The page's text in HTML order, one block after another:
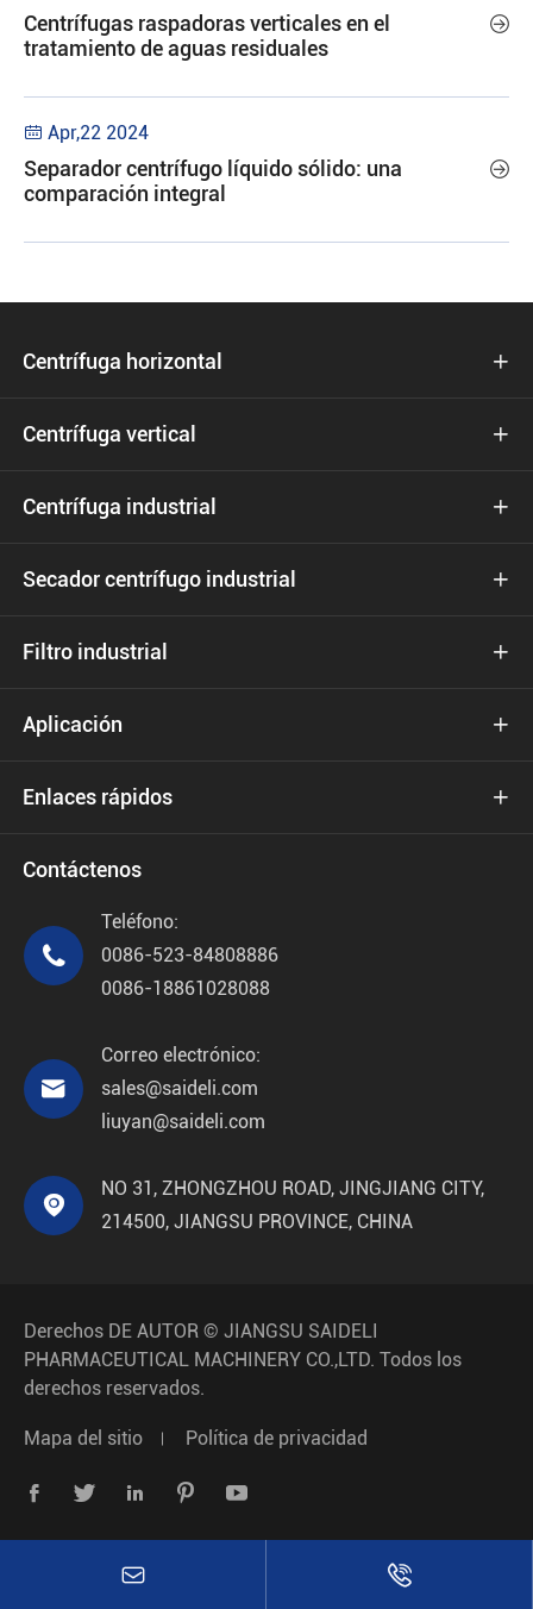
Centrífugas raspadoras verticales en el
tratamiento de aguas residuales

 Apr,22 2024
Separador centrífugo líquido sólido: una
comparación integral

Centrífuga horizontal 
Centrífuga vertical 
Centrífuga industrial 
Secador centrífugo industrial 
Filtro industrial 
Aplicación 
Enlaces rápidos 
Contáctenos

Teléfono:
0086-523-84808886
0086-18861028088

Correo electrónico:
sales@saideli.com
liuyan@saideli.com

NO 31, ZHONGZHOU ROAD, JINGJIANG CITY,
214500, JIANGSU PROVINCE, CHINA
Derechos DE AUTOR © JIANGSU SAIDELI
PHARMACEUTICAL MACHINERY CO.,LTD. Todos los
derechos reservados.
Mapa del sitio Política de privacidad
    
 